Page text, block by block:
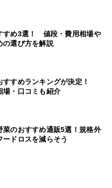
すめ3選！ 値段・費用相場や
の選び方を解説
すすめランキングが決定！
場・口コミも紹介
菜のおすすめ通販5選！規格外
ードロスを減らそう